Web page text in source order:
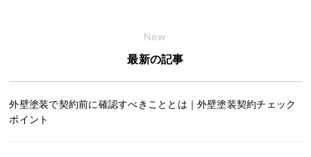
New
最新の記事
外壁塗装で契約前に確認すべきこととは｜外壁塗装契約チェック
ポイント